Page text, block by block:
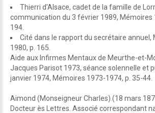
Thierri d’Alsace, cadet de la famille de
communication du 3 février 1989, Mémoires
194.
Cité dans le rapport du secrétaire annuel,
1980, p. 165.
Aide aux Infirmes Mentaux de Meurthe-et-
Jacques Parisot 1973, séance solennelle et
janvier 1974, Mémoires 1973-1974, p. 35-44.
Aimond (Monseigneur Charles).(18 mars
Docteur ès Lettres. Associé correspondant